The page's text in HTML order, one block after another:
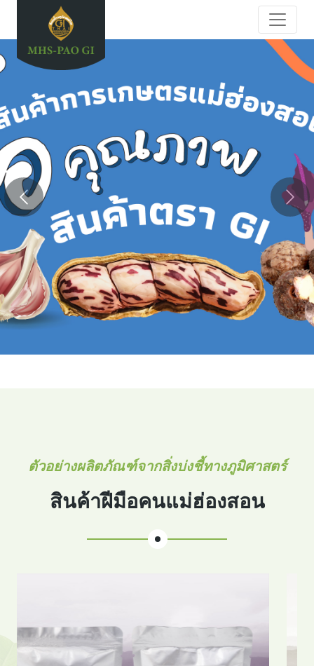
Previous Next
ตัวอย่างผลิตภัณฑ์จากสิ่งบ่งชี้ทางภูมิศาสตร์
สินค้าฝีมือคนแม่ฮ่องสอน